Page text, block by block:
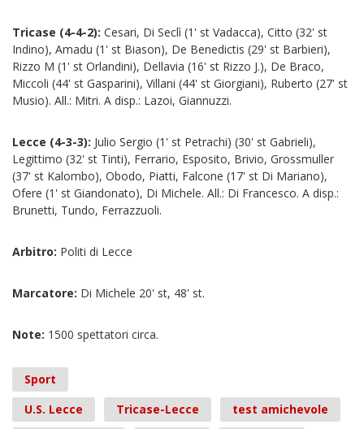
Tricase (4-4-2): Cesari, Di Seclì (1' st Vadacca), Citto (32' st
Indino), Amadu (1' st Biason), De Benedictis (29' st Barbieri),
Rizzo M (1' st Orlandini), Dellavia (16' st Rizzo J.), De Braco,
Miccoli (44' st Gasparini), Villani (44' st Giorgiani), Ruberto (27' st
Musio). All.: Mitri. A disp.: Lazoi, Giannuzzi.
Lecce (4-3-3): Julio Sergio (1' st Petrachi) (30' st Gabrieli),
Legittimo (32' st Tinti), Ferrario, Esposito, Brivio, Grossmuller
(37' st Kalombo), Obodo, Piatti, Falcone (17' st Di Mariano),
Ofere (1' st Giandonato), Di Michele. All.: Di Francesco. A disp.:
Brunetti, Tundo, Ferrazzuoli.
Arbitro: Politi di Lecce
Marcatore: Di Michele 20' st, 48' st.
Note: 1500 spettatori circa.
Sport
U.S. Lecce
Tricase-Lecce test amichevole